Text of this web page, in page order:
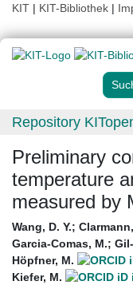
KIT | KIT-Bibliothek |
Repository
Preliminary
temperature
measured by
Wang, D. Y.;
Garcia-Comas, M.;
Höpfner, M.
Kiefer, M.